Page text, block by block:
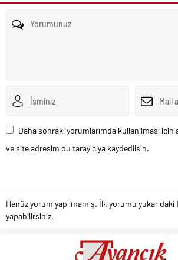
Daha sonraki yorumlarımda kullanılması
ve site adresim bu tarayıcıya kaydedilsin.
Henüz yorum yapılmamış. İlk yorumu yukarıdaki
yapabilirsiniz.